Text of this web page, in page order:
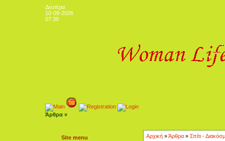
Δευτέρα
10-08-2026
07:39
Άρθρα »
Site menu Αρχική »Άρθρα » Σπίτι -